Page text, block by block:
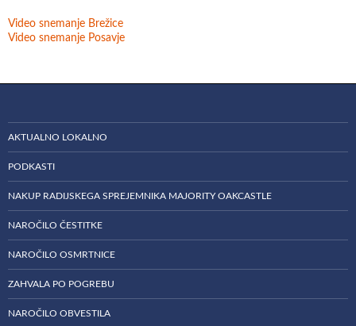
Video snemanje Brežice
Video snemanje Posavje
AKTUALNO LOKALNO
PODKASTI
NAKUP RADIJSKEGA SPREJEMNIKA MAJORITY OAKCASTLE
NAROČILO ČESTITKE
NAROČILO OSMRTNICE
ZAHVALA PO POGREBU
NAROČILO OBVESTILA